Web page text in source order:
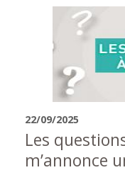
22/09/2025
Les
m’annonce